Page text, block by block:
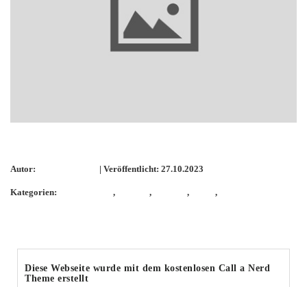
Autor: | Veröffentlicht: 27.10.2023
Kategorien: , , , ,
Diese Webseite wurde mit dem kostenlosen Call a Nerd
Theme erstellt